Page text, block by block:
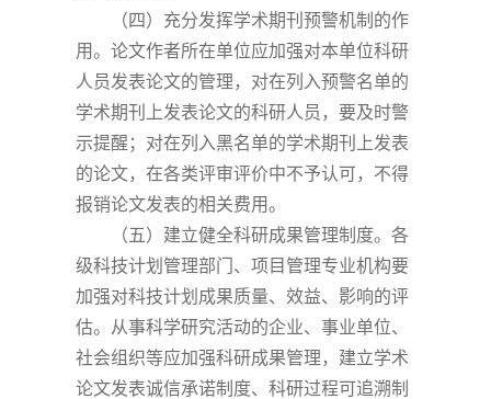
（四）充分发挥学术期刊预警机制的作
用。论文作者所在单位应加强对本单位科研
人员发表论文的管理，对在列入预警名单的
学术期刊上发表论文的科研人员，要及时警
示提醒；对在列入黑名单的学术期刊上发表
的论文，在各类评审评价中不予认可，不得
报销论文发表的相关费用。
（五）建立健全科研成果管理制度。各
级科技计划管理部门、项目管理专业机构要
加强对科技计划成果质量、效益、影响的评
估。从事科学研究活动的企业、事业单位、
社会组织等应加强科研成果管理，建立学术
论文发表诚信承诺制度、科研过程可追溯制